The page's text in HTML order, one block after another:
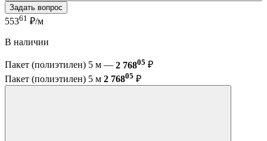
Задать вопрос
55361 ₽/м
В наличии
Пакет (полиэтилен) 5 м — 2 76805 ₽
Пакет (полиэтилен) 5 м 2 76805 ₽